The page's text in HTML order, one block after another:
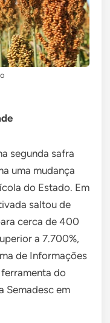
segunda safra
uma mudança
do Estado. Em
saltou de
cerca de 400
a 7.700%,
de Informações
do
Semadesc em